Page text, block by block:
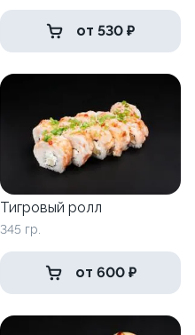
от 530 ₽
Тигровый ролл
345 гр.
от 600 ₽